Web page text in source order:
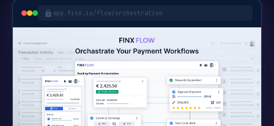
app.finx.io/flow/orchestration